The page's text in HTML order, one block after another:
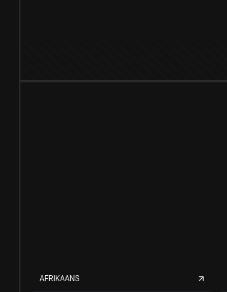
AFRIKAANS